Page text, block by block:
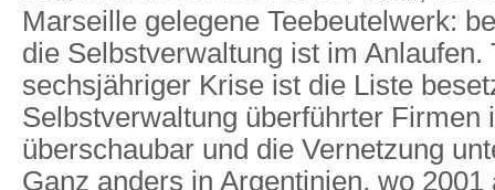
Marseille gelegene Teebeutelwerk:
die Selbstverwaltung ist im Anlaufen.
sechsjähriger Krise ist die Liste
Selbstverwaltung überführter Firmen
überschaubar und die Vernetzung
Ganz anders in Argentinien, wo 2001